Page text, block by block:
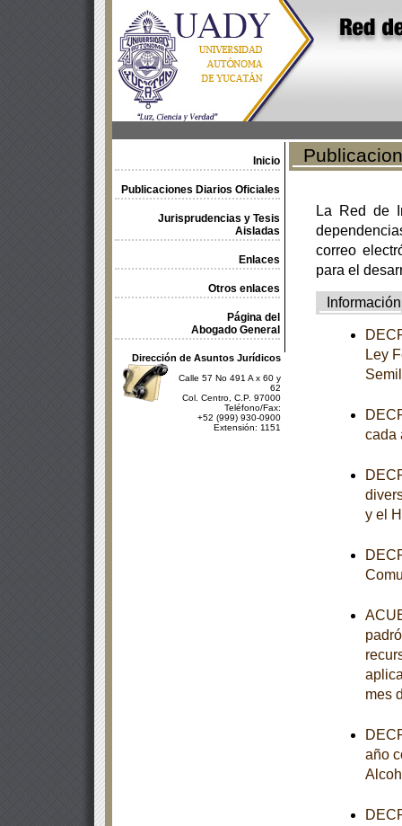
Inicio
Publicaciones Diarios Oficiales
Jurisprudencias y Tesis
Aisladas
Enlaces
Otros enlaces
Página del
Abogado General
Dirección de Asuntos Jurídicos
Calle 57 No 491 A x 60 y
62
Col. Centro, C.P. 97000
Teléfono/Fax:
+52 (999) 930-0900
Extensión: 1151
La Red de
correo
para el
Información
Ley
cada
y el
mes
año